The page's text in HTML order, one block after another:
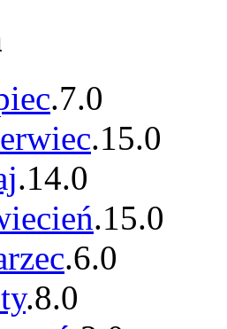
.7.0
.15.0
.14.0
.15.0
.6.0
.8.0